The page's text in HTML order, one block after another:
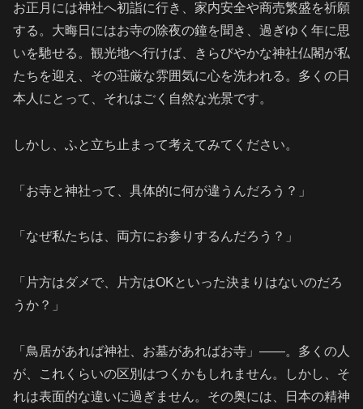
お正月には神社へ初詣に行き、家内安全や商売繁盛を祈願
する。大晦日にはお寺の除夜の鐘を聞き、過ぎゆく年に思
いを馳せる。観光地へ行けば、きらびやかな神社仏閣が私
たちを迎え、その荘厳な雰囲気に心を洗われる。多くの日
本人にとって、それはごく自然な光景です。
しかし、ふと立ち止まって考えてみてください。
「お寺と神社って、具体的に何が違うんだろう？」
「なぜ私たちは、両方にお参りするんだろう？」
「片方はダメで、片方はOKといった決まりはないのだろ
うか？」
「鳥居があれば神社、お墓があればお寺」——。多くの人
が、これくらいの区別はつくかもしれません。しかし、そ
れは表面的な違いに過ぎません。その奥には、日本の精神